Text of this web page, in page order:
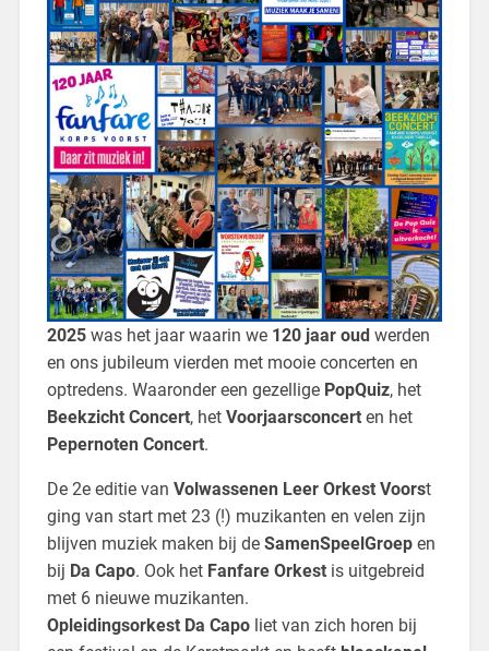
2025was het jaar waarin we 120 jaar oud werden
en ons jubileum vierden met mooie concerten en
optredens. Waaronder een gezellige PopQuiz, het
Beekzicht Concert, het Voorjaarsconcerten het
Pepernoten Concert.
De 2e editie van Volwassenen Leer Orkest Voorst
ging van start met 23 (!) muzikanten en velen zijn
blijven muziek maken bij de SamenSpeelGroepen
bij Da Capo. Ook het Fanfare Orkestis uitgebreid
met 6 nieuwe muzikanten.
Opleidingsorkest Da Capoliet van zich horen bij